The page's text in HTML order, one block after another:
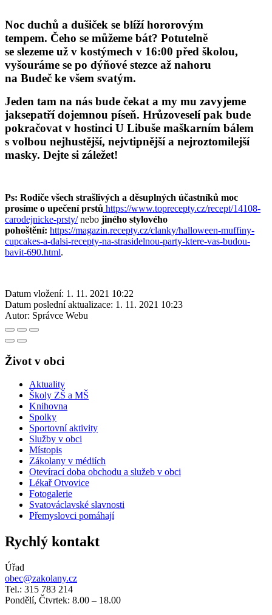
Noc duchů a dušiček se blíží hororovým
tempem. Čeho se můžeme bát? Potutelně
se slezeme už v kostýmech v 16:00 před školou,
vyšouráme se po dýňové stezce až nahoru
na Budeč ke všem svatým.
Jeden tam na nás bude čekat a my mu zavyjeme
jaksepatří dojemnou píseň. Hrůzoveselí pak bude
pokračovat v hostinci U Libuše maškarním bálem
s volbou nejhustější, nejvtipnější a nejroztomilejší
masky. Dejte si záležet!
Ps: Rodiče všech strašlivých a děsuplných účastníků moc
prosíme o upečení prstů https://www.toprecepty.cz/recept/14108-
carodejnicke-prsty/nebo jiného stylového
pohoštění: https://magazin.recepty.cz/clanky/halloween-muffiny-
cupcakes-a-dalsi-recepty-na-strasidelnou-party-ktere-vas-budou-
bavit-690.html.
Datum vložení: 1. 11. 2021 10:22
Datum poslední aktualizace: 1. 11. 2021 10:23
Autor: Správce Webu
Život v obci
Aktuality
Školy ZŠ a MŠ
Knihovna
Spolky
Sportovní aktivity
Služby v obci
Místopis
Zákolany v médiích
Otevírací doba obchodu a služeb v obci
Lékař Otvovice
Fotogalerie
Svatováclavské slavnosti
Přemyslovci pomáhají
Rychlý kontakt
Úřad
obec@zakolany.cz
Tel.: 315 783 214
Pondělí, Čtvrtek: 8.00 – 18.00